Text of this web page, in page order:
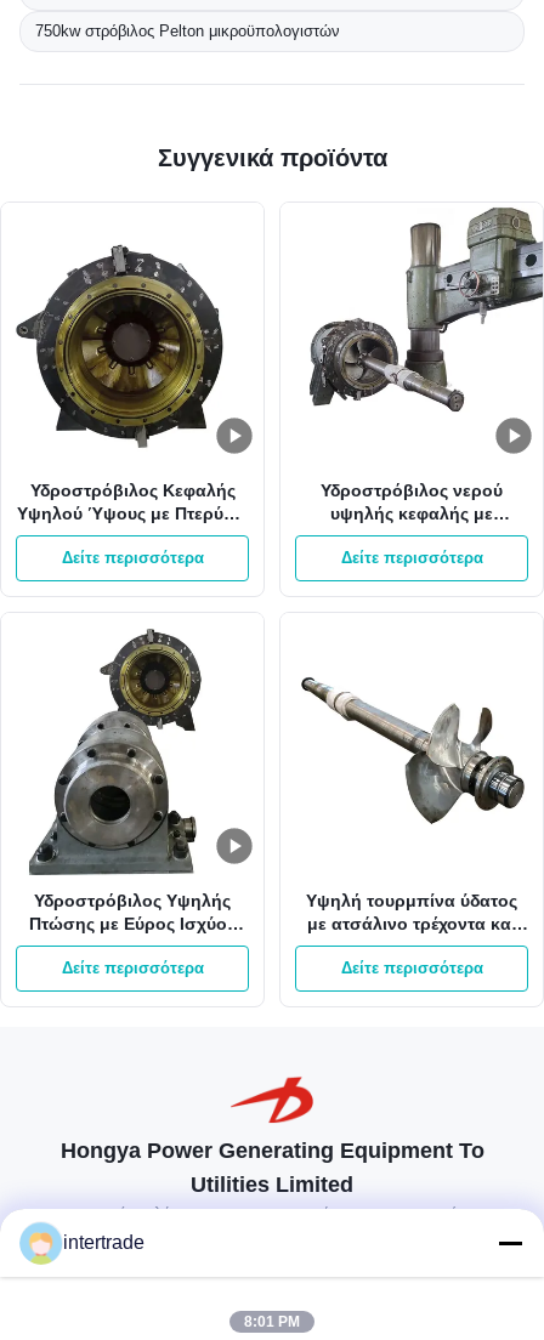
750kw στρόβιλος Pelton μικροϋπολογιστών
Συγγενικά προϊόντα
Υδροστρόβιλος Κεφαλής
Υψηλού Ύψους με Πτερύγιο
Οδηγού από Ανοξείδωτο
Χάλυβα, Εύρος Ισχύος
1400-2200 KW και Σύστημα
Ψήκτρες
Δείτε περισσότερα
Υδροστρόβιλος νερού
υψηλής κεφαλής με
πτερύγια καθοδήγησης
από ανοξείδωτο χάλυβα με
1000RPM για
Δείτε περισσότερα
Υδροστρόβιλος Υψηλής
Πτώσης με Εύρος Ισχύος
1400-2200 KW, Ταχύτητα
Περιστροφής 1000 RPM και
Πτερωτή Οδηγού από
Δείτε περισσότερα
Υψηλή τουρμπίνα ύδατος
με ατσάλινο τρέχοντα και
σύστημα ελέγχου διέγερσης
χωρίς βούρτσα για 50-700
μέτρα ορίζοντα
Δείτε περισσότερα
Hongya Power Generating Equipment To
Utilities Limited
προσαρμοσμένες λύσεις για να ανταποκρίνονται στις απαιτήσεις των
intertrade
8:01 PM